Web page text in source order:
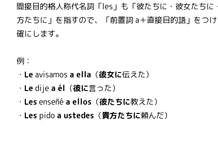
間接目的格人称代名詞「les」も「彼たちに・彼女たちに
方たちに」を指すので、「前置詞 a＋直接目的語」をつ
確にします。
例：
・ Leavisamos a ella （彼女に伝えた）
・ Ledije a él （彼に言った）
・ Lesenseñé a ellos （彼たちに教えた）
・ Lespido a ustedes （貴方たちに頼んだ）